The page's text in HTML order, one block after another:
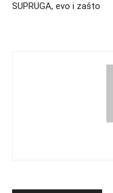
SUPRUGA, evo i zašto